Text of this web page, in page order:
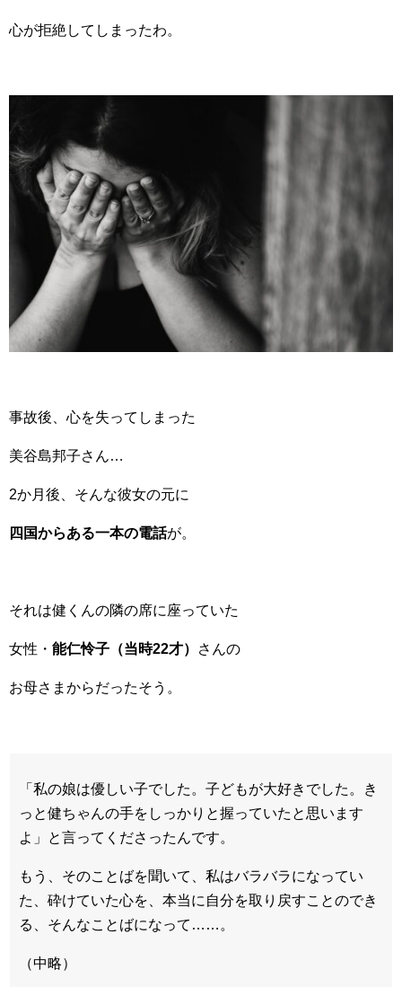
心が拒絶してしまったわ。
事故後、心を失ってしまった
美谷島邦子さん…
2か月後、そんな彼女の元に
四国からある一本の電話が。
それは健くんの隣の席に座っていた
女性・ 能仁怜子（当時22才） さんの
お母さまからだったそう。
「私の娘は優しい子でした。子どもが大好きでした。き
っと健ちゃんの手をしっかりと握っていたと思います
よ」と言ってくださったんです。
もう、そのことばを聞いて、私はバラバラになってい
た、砕けていた心を、本当に自分を取り戻すことのでき
る、そんなことばになって……。
（中略）